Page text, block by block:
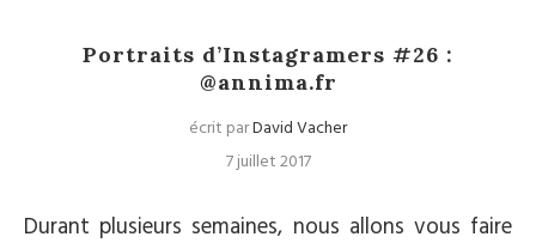
Portraits d’Instagramers #26 :
@annima.fr
écrit parDavid Vacher
7 juillet 2017
Durant plusieurs semaines, nous allons vous faire